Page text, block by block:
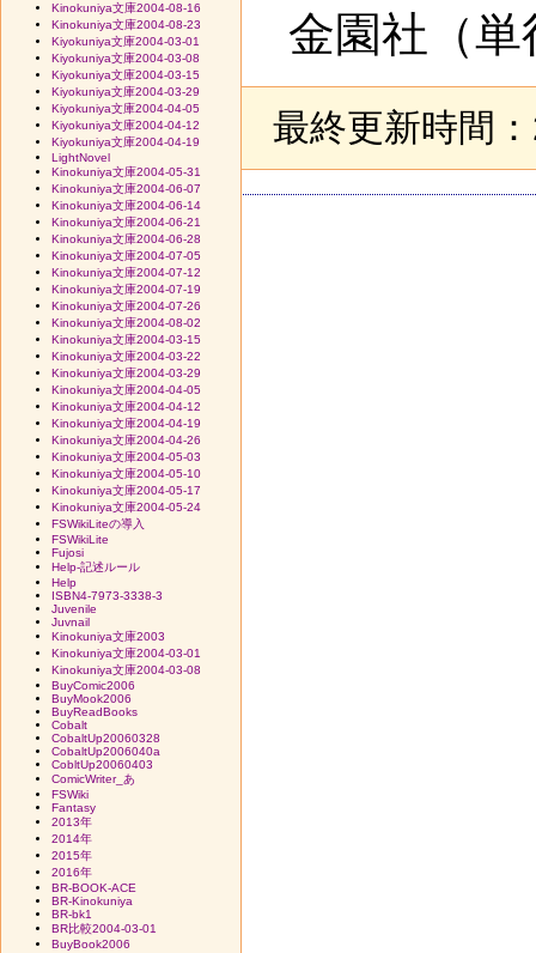
金園社（
最終更新時間
Kinokuniya文庫2004-08-16
Kinokuniya文庫2004-08-23
Kiyokuniya文庫2004-03-01
Kiyokuniya文庫2004-03-08
Kiyokuniya文庫2004-03-15
Kiyokuniya文庫2004-03-29
Kiyokuniya文庫2004-04-05
Kiyokuniya文庫2004-04-12
Kiyokuniya文庫2004-04-19
LightNovel
Kinokuniya文庫2004-05-31
Kinokuniya文庫2004-06-07
Kinokuniya文庫2004-06-14
Kinokuniya文庫2004-06-21
Kinokuniya文庫2004-06-28
Kinokuniya文庫2004-07-05
Kinokuniya文庫2004-07-12
Kinokuniya文庫2004-07-19
Kinokuniya文庫2004-07-26
Kinokuniya文庫2004-08-02
Kinokuniya文庫2004-03-15
Kinokuniya文庫2004-03-22
Kinokuniya文庫2004-03-29
Kinokuniya文庫2004-04-05
Kinokuniya文庫2004-04-12
Kinokuniya文庫2004-04-19
Kinokuniya文庫2004-04-26
Kinokuniya文庫2004-05-03
Kinokuniya文庫2004-05-10
Kinokuniya文庫2004-05-17
Kinokuniya文庫2004-05-24
FSWikiLiteの導入
FSWikiLite
Fujosi
Help-記述ルール
Help
ISBN4-7973-3338-3
Juvenile
Juvnail
Kinokuniya文庫2003
Kinokuniya文庫2004-03-01
Kinokuniya文庫2004-03-08
BuyComic2006
BuyMook2006
BuyReadBooks
Cobalt
CobaltUp20060328
CobaltUp2006040a
CobltUp20060403
ComicWriter_あ
FSWiki
Fantasy
2013年
2014年
2015年
2016年
BR-BOOK-ACE
BR-Kinokuniya
BR-bk1
BR比較2004-03-01
BuyBook2006